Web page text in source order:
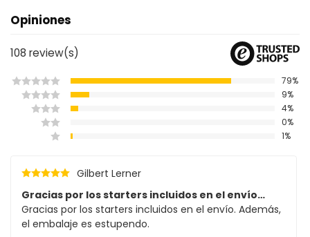
Opiniones
108 review(s)
79%
9%
4%
0%
1%
Gilbert Lerner
Gracias por los starters incluidos en el envío…
Gracias por los starters incluidos en el envío. Además,
el embalaje es estupendo.